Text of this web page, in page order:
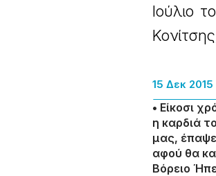
Ιούλιο
15 Δεκ 2015
• Είκοσι
η καρδιά
μας, έπαψε
αφού θα
Βόρειο